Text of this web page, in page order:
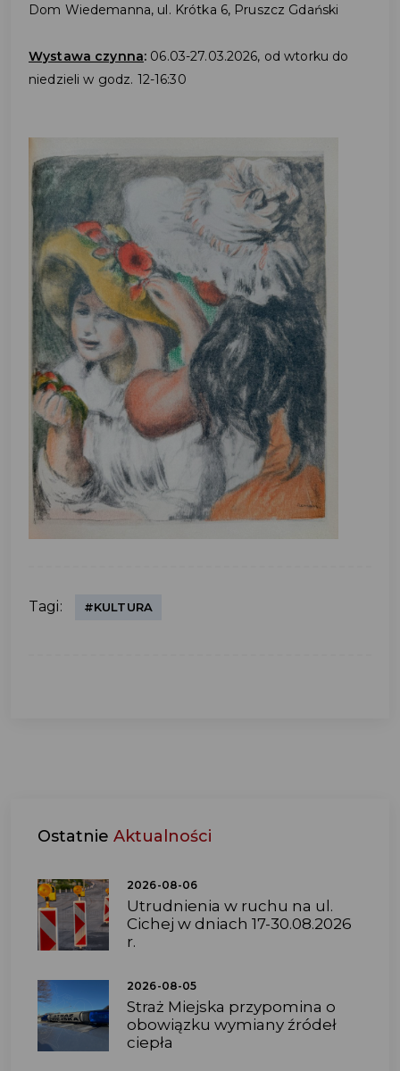
Dom Wiedemanna, ul. Krótka 6, Pruszcz Gdański
Wystawa czynna: 06.03-27.03.2026, od wtorku do
niedzieli w godz. 12-16:30
Tagi: #KULTURA
Ostatnie Aktualności
2026-08-06
Utrudnienia w ruchu na ul.
Cichej w dniach 17-30.08.2026
r.
2026-08-05
Straż Miejska przypomina o
obowiązku wymiany źródeł
ciepła